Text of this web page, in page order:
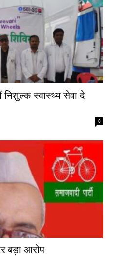
स्वास्थ्य सेवा दे
0
बड़ा आरोप